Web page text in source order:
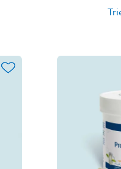
favorite_border